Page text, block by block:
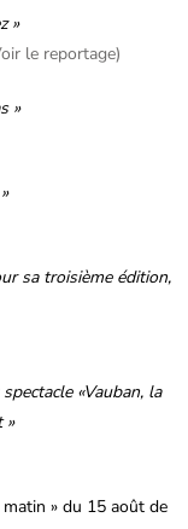
»
le reportage)
»
sa troisième édition,
«Vauban, la
»
matin » du 15 août de